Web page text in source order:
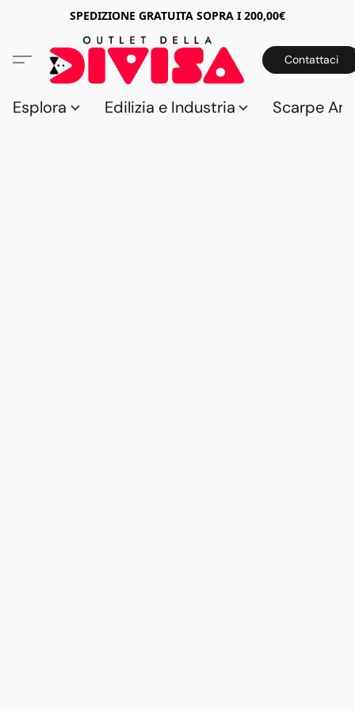
SPEDIZIONE GRATUITA SOPRA I 200,00€
Contattaci
Esplora Edilizia e Industria Scarpe